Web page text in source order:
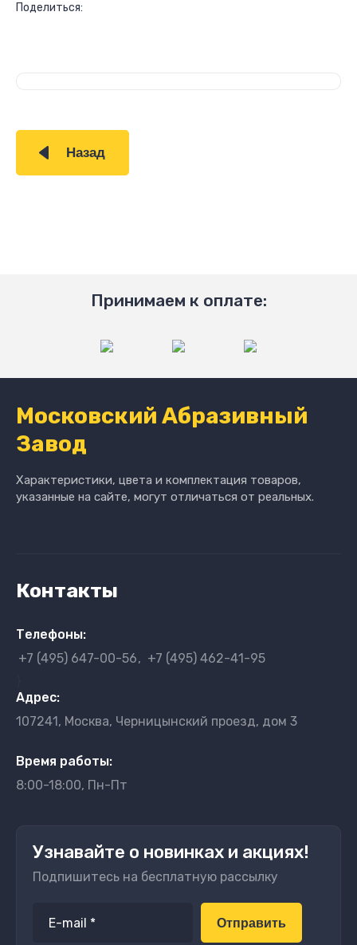
Поделиться:
Назад
Принимаем к оплате:
Московский Абразивный
Завод
Характеристики, цвета и комплектация товаров,
указанные на сайте, могут отличаться от реальных.
Контакты
Телефоны:
+7 (495) 647-00-56
+7 (495) 462-41-95
Адрес:
107241, Москва, Черницынский проезд, дом 3
Время работы:
8:00-18:00, Пн-Пт
Узнавайте о новинках и акциях!
Подпишитесь на бесплатную рассылку
Отправить